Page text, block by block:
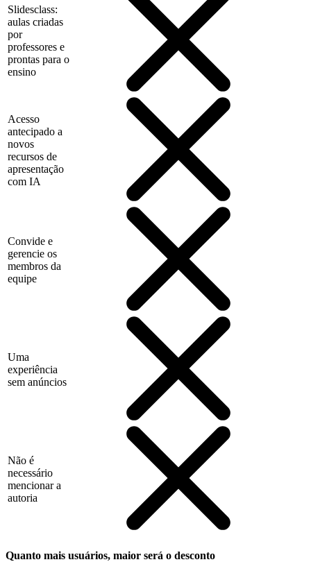
Slidesclass:
aulas criadas
por
professores e
prontas para o
ensino
Acesso
antecipado a
novos
recursos de
apresentação
com IA
Convide e
gerencie os
membros da
equipe
Uma
experiência
sem anúncios
Não é
necessário
mencionar a
autoria
Quanto mais usuários, maior será o desconto